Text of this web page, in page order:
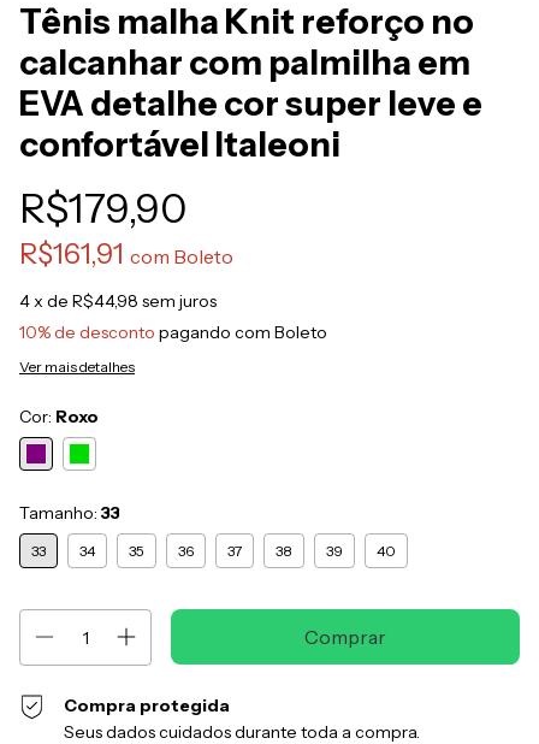
Tênis malha Knit reforço no
calcanhar com palmilha em
EVA detalhe cor super leve e
confortável Italeoni
R$179,90
R$161,91 com Boleto
4x de R$44,98 sem juros
10% de desconto pagando com Boleto
Ver mais detalhes
Cor: Roxo
Tamanho: 33
33 34 35 36 37 38 39 40
Compra protegida
Seus dados cuidados durante toda a compra.